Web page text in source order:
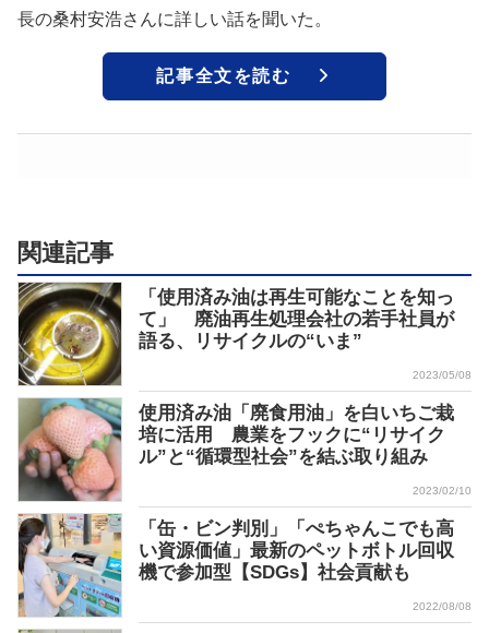
長の桑村安浩さんに詳しい話を聞いた。
記事全文を読む
関連記事
「使用済み油は再生可能なことを知っ
て」 廃油再生処理会社の若手社員が
語る、リサイクルの“いま”
2023/05/08
使用済み油「廃食用油」を白いちご栽
培に活用 農業をフックに“リサイク
ル”と“循環型社会”を結ぶ取り組み
2023/02/10
「缶・ビン判別」「ぺちゃんこでも高
い資源価値」最新のペットボトル回収
機で参加型【SDGs】社会貢献も
2022/08/08